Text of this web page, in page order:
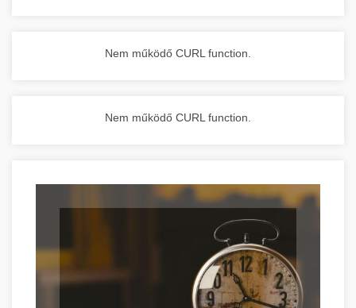
Nem működő CURL function.
Nem működő CURL function.